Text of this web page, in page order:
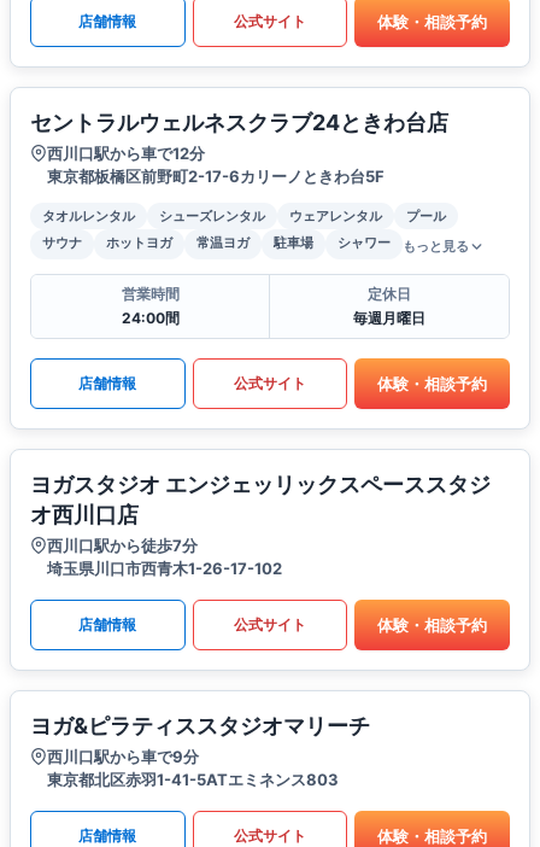
店舗情報 公式サイト 体験・相談予約
セントラルウェルネスクラブ24ときわ台店
西川口駅から車で12分
東京都板橋区前野町2-17-6カリーノときわ台5F
タオルレンタル シューズレンタル ウェアレンタル
プール
サウナ
ホットヨガ 常温ヨガ 駐車場 シャワー もっと見る
営業時間
24:00間
定休日
毎週月曜日
店舗情報 公式サイト 体験・相談予約
ヨガスタジオ エンジェッリックスペーススタジ
オ西川口店
西川口駅から徒歩7分
埼玉県川口市西青木1-26-17-102
店舗情報 公式サイト 体験・相談予約
ヨガ&ピラティススタジオマリーチ
西川口駅から車で9分
東京都北区赤羽1-41-5ATエミネンス803
店舗情報 公式サイト 体験・相談予約